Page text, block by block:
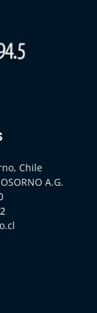
Chile
A.G.